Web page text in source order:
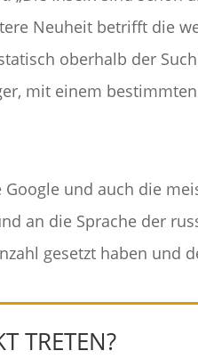
Neuheit betrifft die
oberhalb der
mit einem
und auch die
an die Sprache der
gesetzt haben und
TRETEN?